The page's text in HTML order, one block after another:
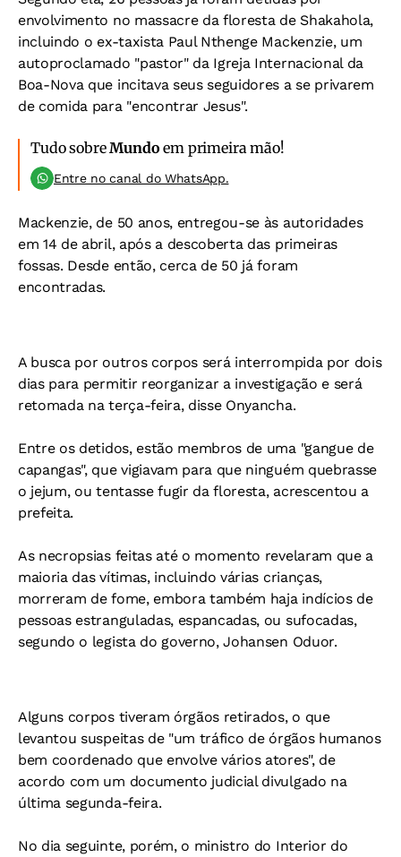
envolvimento no massacre da floresta de Shakahola,
incluindo o ex-taxista Paul Nthenge Mackenzie, um
autoproclamado "pastor" da Igreja Internacional da
Boa-Nova que incitava seus seguidores a se privarem
de comida para "encontrar Jesus".
Tudo sobreMundo em primeira mão!
Entre no canal do WhatsApp.
Mackenzie, de 50 anos, entregou-se às autoridades
em 14 de abril, após a descoberta das primeiras
fossas. Desde então, cerca de 50 já foram
encontradas.
A busca por outros corpos será interrompida por dois
dias para permitir reorganizar a investigação e será
retomada na terça-feira, disse Onyancha.
Entre os detidos, estão membros de uma "gangue de
capangas", que vigiavam para que ninguém quebrasse
o jejum, ou tentasse fugir da floresta, acrescentou a
prefeita.
As necropsias feitas até o momento revelaram que a
maioria das vítimas, incluindo várias crianças,
morreram de fome, embora também haja indícios de
pessoas estranguladas, espancadas, ou sufocadas,
segundo o legista do governo, Johansen Oduor.
Alguns corpos tiveram órgãos retirados, o que
levantou suspeitas de "um tráfico de órgãos humanos
bem coordenado que envolve vários atores", de
acordo com um documento judicial divulgado na
última segunda-feira.
No dia seguinte, porém, o ministro do Interior do